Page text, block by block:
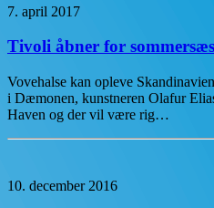
7. april 2017
Tivoli åbner for
Vovehalse kan opleve
i Dæmonen, kunstneren Olafur
Haven og der vil være rig…
10. december 2016